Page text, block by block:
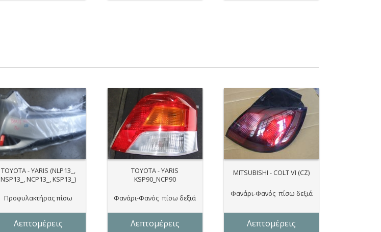
TOYOTA - YARIS (NLP13_,
NSP13_, NCP13_, KSP13_)
Προφυλακτήρας πίσω
Λεπτομέρεις
TOYOTA - YARIS
KSP90_NCP90
Φανάρι-Φανός πίσω δεξιά
Λεπτομέρεις
MITSUBISHI - COLT VI (CZ)
Φανάρι-Φανός πίσω δεξιά
Λεπτομέρεις